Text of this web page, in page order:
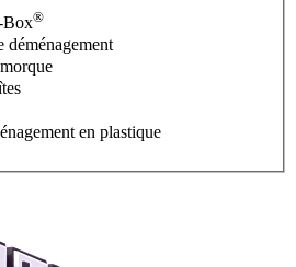
®
déménagement
en plastique